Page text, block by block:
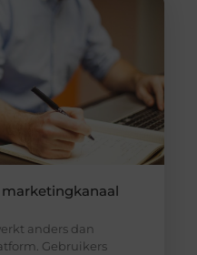
anders dan
Gebruikers